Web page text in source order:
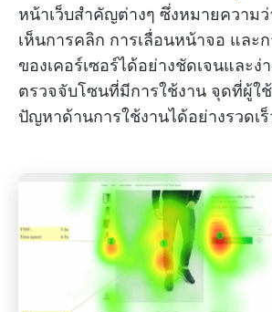
หน้าเว็บสำคัญต่างๆ ซึ่งหมายความ
เห็นการคลิก การเลื่อนหน้าจอ และ
ของเคอร์เซอร์ได้อย่างชัดเจนและง่
ตรวจจับโซนที่มีการใช้งาน จุดที่ผู้ใ
ปัญหาด้านการใช้งานได้อย่างรวดเร็